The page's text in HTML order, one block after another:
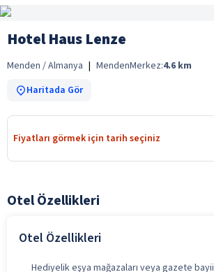
Hotel Haus Lenze
Menden / Almanya | MendenMerkez:4.6 km
Haritada Gör
Fiyatları görmek için tarih seçiniz
Otel Özellikleri
Otel Özellikleri
Hediyelik eşya mağazaları veya gazete bayii